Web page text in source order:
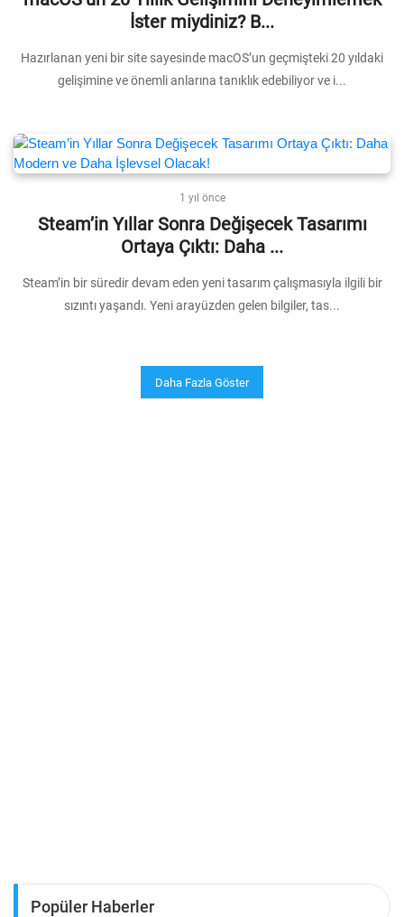
İster miydiniz? B...
Hazırlanan yeni bir site sayesinde macOS’un geçmişteki 20 yıldaki
gelişimine ve önemli anlarına tanıklık edebiliyor ve i...
1 yıl önce
Steam’in Yıllar Sonra Değişecek Tasarımı
Ortaya Çıktı: Daha ...
Steam’in bir süredir devam eden yeni tasarım çalışmasıyla ilgili bir
sızıntı yaşandı. Yeni arayüzden gelen bilgiler, tas...
Daha Fazla Göster
Popüler Haberler